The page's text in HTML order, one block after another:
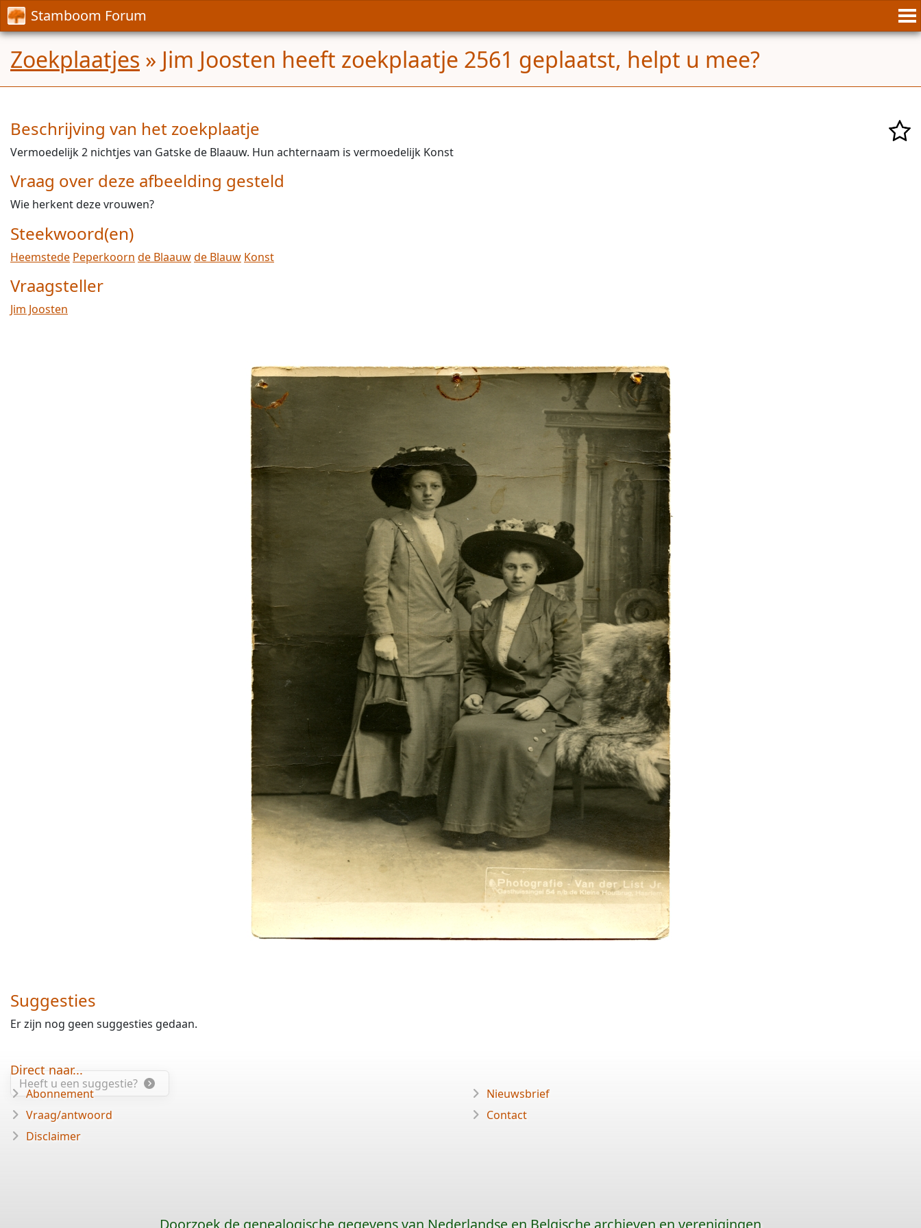
Stamboom Forum
Zoekplaatjes » Jim Joosten heeft zoekplaatje 2561 geplaatst, helpt u mee?
Beschrijving van het zoekplaatje
Vermoedelijk 2 nichtjes van Gatske de Blaauw. Hun achternaam is vermoedelijk Konst
Vraag over deze afbeelding gesteld
Wie herkent deze vrouwen?
Steekwoord(en)
Heemstede Peperkoorn de Blaauwde Blauw Konst
Vraagsteller
Jim Joosten
Suggesties
Er zijn nog geen suggesties gedaan.
Heeft u een suggestie?
Direct naar...
Abonnement
Vraag/antwoord
Disclaimer
Nieuwsbrief
Contact
Doorzoek de genealogische gegevens van Nederlandse en Belgische archieven en verenigingen